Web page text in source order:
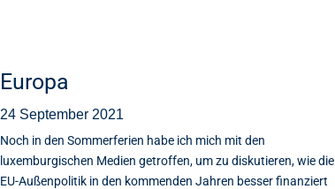
Europa
24 September 2021
Noch in den Sommerferien habe ich mich mit den
luxemburgischen Medien getroffen, um zu diskutieren, wie die
EU-Außenpolitik in den kommenden Jahren besser finanziert